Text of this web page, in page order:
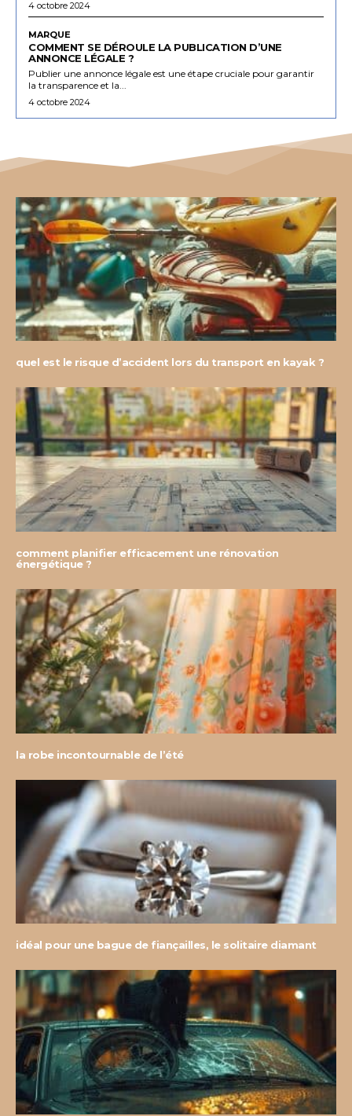
4 octobre 2024
MARQUE
COMMENT SE DÉROULE LA PUBLICATION D’UNE
ANNONCE LÉGALE ?
Publier une annonce légale est une étape cruciale pour garantir
la transparence et la...
4 octobre 2024
quel est le risque d’accident lors du transport en kayak ?
comment planifier efficacement une rénovation
énergétique ?
la robe incontournable de l’été
idéal pour une bague de fiançailles, le solitaire diamant